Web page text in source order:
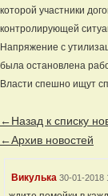
которой участники
контролирующей
Напряжение с
была остановлена
Власти спешно ищут
←Назад к списку
←Архив новостей
Викулька 30-01-2018